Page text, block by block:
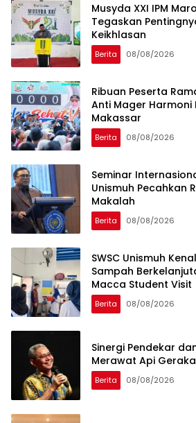
Musyda XXI IPM
Tegaskan
Keikhlasan
Berita 08/08/2026
Ribuan Peserta
Anti Mager Harmoni
Makassar
Berita 08/08/2026
Seminar
Unismuh Pecahkan
Makalah
Berita 08/08/2026
SWSC Unismuh
Sampah
Macca Student Visit
Berita 08/08/2026
Sinergi Pendekar
Merawat Api
Berita 08/08/2026